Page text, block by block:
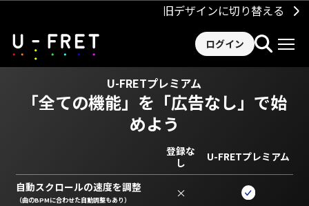
旧デザインに切り替える
ログイン
U-FRETプレミアム
「全ての機能」を 「広告なし」で始
めよう
登録な
し
U-FRETプレミアム
自動スクロールの速度を調整
（曲のBPMに合わせた自動調整もあり） ×